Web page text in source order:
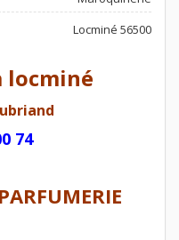
Locminé 56500
locminé
74